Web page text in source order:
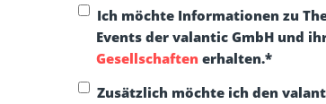
Ich möchte Informationen zu
Events der valantic GmbH und
Gesellschaften erhalten.*
Zusätzlich möchte ich den